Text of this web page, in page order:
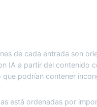
de cada entrada son
IA a partir del contenido
que podrían contener
está ordenadas por